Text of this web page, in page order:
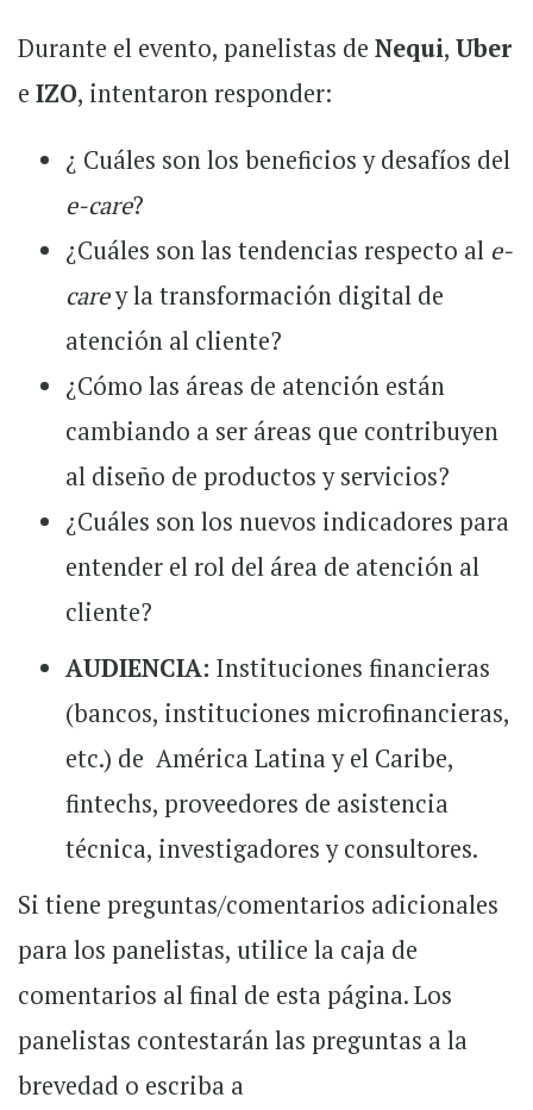
Durante el evento, panelistas de Nequi, Uber
e IZO, intentaron responder:
¿ Cuáles son los beneficios y desafíos del
e-care?
¿Cuáles son las tendencias respecto al e-
carey la transformación digital de
atención al cliente?
¿Cómo las áreas de atención están
cambiando a ser áreas que contribuyen
al diseño de productos y servicios?
¿Cuáles son los nuevos indicadores para
entender el rol del área de atención al
cliente?
AUDIENCIA: Instituciones financieras
(bancos, instituciones microfinancieras,
etc.) de América Latina y el Caribe,
fintechs, proveedores de asistencia
técnica, investigadores y consultores.
Si tiene preguntas/comentarios adicionales
para los panelistas, utilice la caja de
comentarios al final de esta página. Los
panelistas contestarán las preguntas a la
brevedad o escriba a